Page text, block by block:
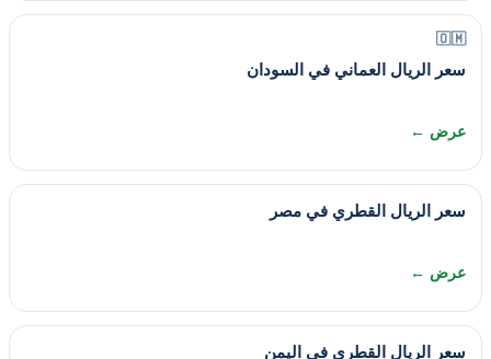
🇴🇲
سعر الريال العماني في السودان
عرض ←
سعر الريال القطري في مصر
عرض ←
سعر الريال القطري في اليمن